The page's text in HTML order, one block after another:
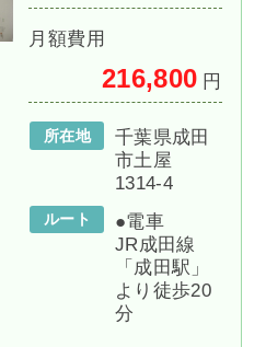
月額費用
216,800 円
所在地
千葉県成田
市土屋
1314-4
ルート
●電車
JR成田線
「成田駅」
より徒歩20
分